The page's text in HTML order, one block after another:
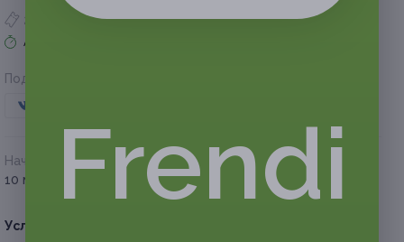
2 купона куплено
Акция завершена
Поделиться с друзьями
Начало действия
10 марта 2018 г.
Окончание действия
7 мая 2018 г.
Условия
Frendi